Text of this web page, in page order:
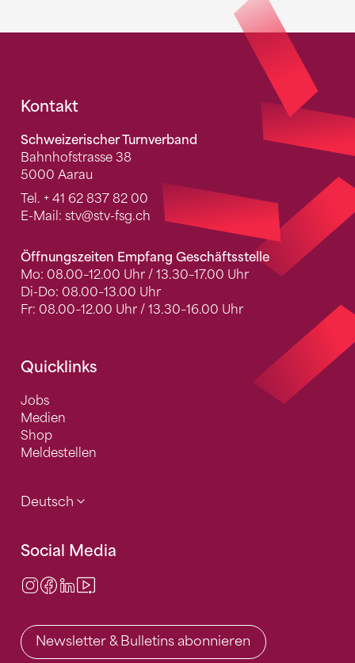
Fusszeile
Kontakt
Schweizerischer Turnverband
Bahnhofstrasse 38
5000 Aarau
Tel. + 41 62 837 82 00
E-Mail: stv@stv-fsg.ch
Öffnungszeiten Empfang Geschäftsstelle
Mo: 08.00–12.00 Uhr / 13.30–17.00 Uhr
Di-Do: 08.00–13.00 Uhr
Fr: 08.00–12.00 Uhr / 13.30–16.00 Uhr
Quicklinks
Jobs
Medien
Shop
Meldestellen
Deutsch
Social Media
Instagram
Facebook
LinkedIn
Newsletter & Bulletins abonnieren